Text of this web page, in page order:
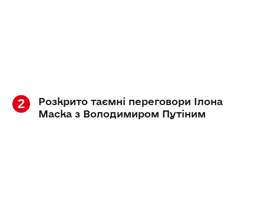
Розкрито таємні переговори Ілона
Маска з Володимиром Путіним